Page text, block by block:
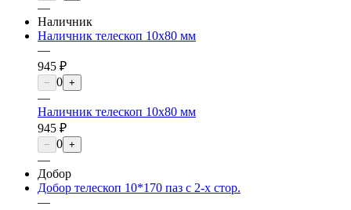
—
Наличник
Наличник телескоп 10х80 мм
—
945 ₽
− 0 +
—
Наличник телескоп 10х80 мм
945 ₽
− 0 +
—
Добор
Добор телескоп 10*170 паз с 2-х стор.
—